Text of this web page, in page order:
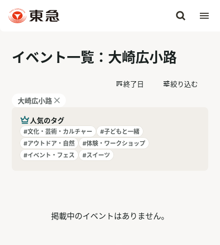
イベント一覧：大崎広小路
終了日
絞り込む
大崎広小路
人気のタグ
#文化・芸術・カルチャー
#子どもと一緒
#アウトドア・自然
#体験・ワークショップ
#イベント・フェス
#スイーツ
掲載中のイベントはありません。